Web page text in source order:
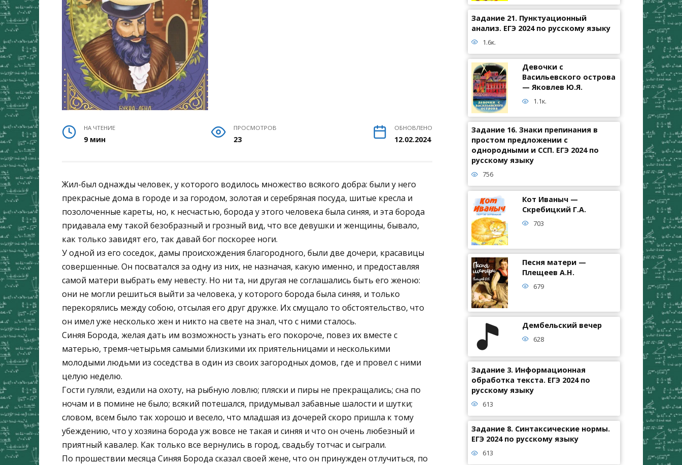
НА ЧТЕНИЕ
9 мин
ПРОСМОТРОВ
23
ОБНОВЛЕНО
12.02.2024
Жил-был однажды человек, у которого водилось множество всякого добра: были у него
прекрасные дома в городе и за городом, золотая и серебряная посуда, шитые кресла и
позолоченные кареты, но, к несчастью, борода у этого человека была синяя, и эта борода
придавала ему такой безобразный и грозный вид, что все девушки и женщины, бывало,
как только завидят его, так давай бог поскорее ноги.
У одной из его соседок, дамы происхождения благородного, были две дочери, красавицы
совершенные. Он посватался за одну из них, не назначая, какую именно, и предоставляя
самой матери выбрать ему невесту. Но ни та, ни другая не соглашались быть его женою:
они не могли решиться выйти за человека, у которого борода была синяя, и только
перекорялись между собою, отсылая его друг дружке. Их смущало то обстоятельство, что
он имел уже несколько жен и никто на свете на знал, что с ними сталось.
Синяя Борода, желая дать им возможность узнать его покороче, повез их вместе с
матерью, тремя-четырьмя самыми близкими их приятельницами и несколькими
молодыми людьми из соседства в один из своих загородных домов, где и провел с ними
целую неделю.
Гости гуляли, ездили на охоту, на рыбную ловлю; пляски и пиры не прекращались; сна по
ночам и в помине не было; всякий потешался, придумывал забавные шалости и шутки;
словом, всем было так хорошо и весело, что младшая из дочерей скоро пришла к тому
убеждению, что у хозяина борода уж вовсе не такая и синяя и что он очень любезный и
приятный кавалер. Как только все вернулись в город, свадьбу тотчас и сыграли.
По прошествии месяца Синяя Борода сказал своей жене, что он принужден отлучиться, по
Задание 21. Пунктуационный
анализ. ЕГЭ 2024 по русскому языку
1.6к.
Девочки с
Васильевского острова
— Яковлев Ю.Я.
1.1к.
Задание 16. Знаки препинания в
простом предложении с
однородными и ССП. ЕГЭ 2024 по
русскому языку
756
Кот Иваныч —
Скребицкий Г.А.
703
Песня матери —
Плещеев А.Н.
679
Дембельский вечер
628
Задание 3. Информационная
обработка текста. ЕГЭ 2024 по
русскому языку
613
Задание 8. Синтаксические нормы.
ЕГЭ 2024 по русскому языку
613